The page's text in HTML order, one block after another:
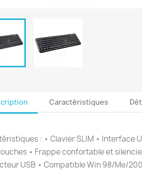
Caractéristiques
: • Clavier SLIM • Interface
• Frappe confortable et
USB • Compatible Win 98/Me/